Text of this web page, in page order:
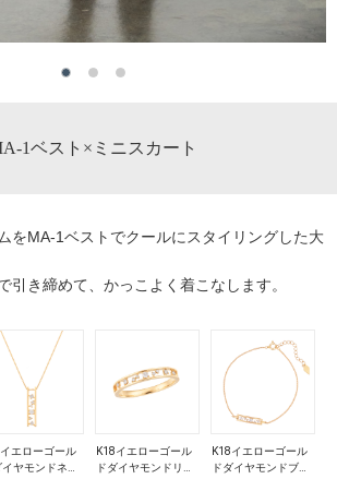
1ベスト×ミニスカート
をMA-1ベストでクールにスタイリングした大
引き締めて、かっこよく着こなします。
エローゴール
イヤモンドネッ
K18イエローゴール
ドダイヤモンドリン
K18イエローゴール
ドダイヤモンドブレ